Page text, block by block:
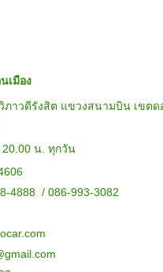
เมือง
ภาวดีรังสิต แขวงสนามบิน เขตด
20.00 น. ทุกวัน
4888 / 086-993-3082